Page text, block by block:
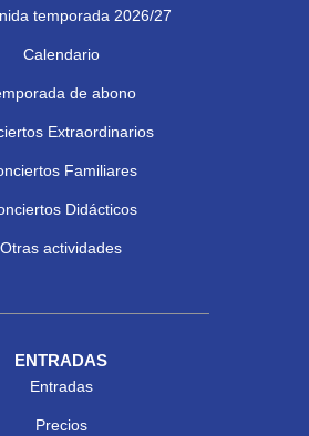
temporada 2026/27
Calendario
de abono
Extraordinarios
Familiares
Didácticos
Otras actividades
ENTRADAS
Entradas
Precios